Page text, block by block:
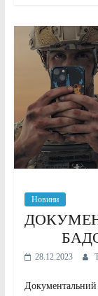
Новини
28.12.2023
Документальний